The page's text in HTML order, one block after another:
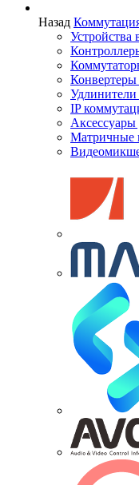
Назад
Устройства
Конвертеры
Удлинители
IP
Матричные